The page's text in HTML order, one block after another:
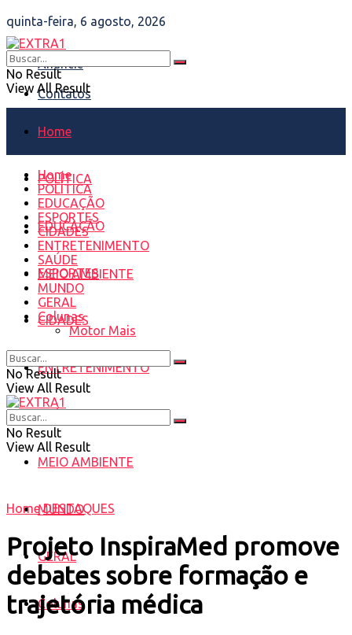
quinta-feira, 6 agosto, 2026
Anuncie
Contatos
No Result
View All Result
Home
POLÍTICA
EDUCAÇÃO
ESPORTES
CIDADES
ENTRETENIMENTO
SAÚDE
MEIO AMBIENTE
MUNDO
GERAL
Colunas
Home
POLÍTICA
EDUCAÇÃO
ESPORTES
CIDADES
ENTRETENIMENTO
SAÚDE
MEIO AMBIENTE
MUNDO
GERAL
Colunas
Motor Mais
No Result
View All Result
No Result
View All Result
Home DESTAQUES
Projeto InspiraMed promove
debates sobre formação e
trajetória médica